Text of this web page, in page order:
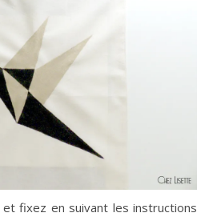
fixez en suivant les instructions